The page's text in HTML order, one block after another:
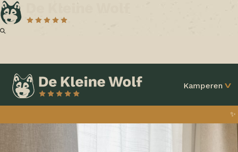
Kamperen
✨